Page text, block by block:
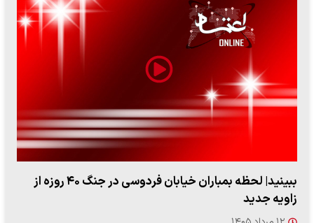
ببینید| لحظه بمباران خیابان فردوسی در جنگ ۴۰ روزه از
زاویه جدید